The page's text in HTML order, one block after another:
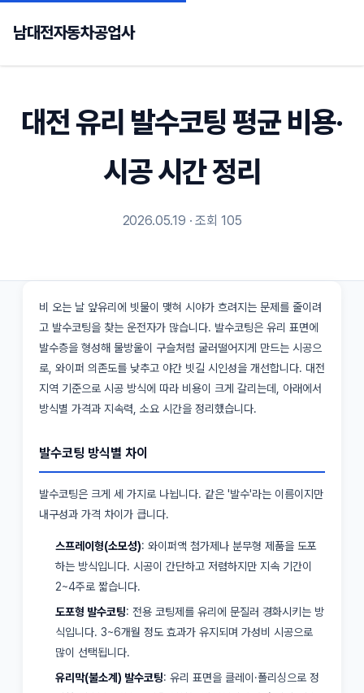
남대전자동차공업사
대전 유리 발수코팅 평균 비용·
시공 시간 정리
2026.05.19 · 조회 105
비 오는 날 앞유리에 빗물이 맺혀 시야가 흐려지는 문제를 줄이려
고 발수코팅을 찾는 운전자가 많습니다. 발수코팅은 유리 표면에
발수층을 형성해 물방울이 구슬처럼 굴러떨어지게 만드는 시공으
로, 와이퍼 의존도를 낮추고 야간 빗길 시인성을 개선합니다. 대전
지역 기준으로 시공 방식에 따라 비용이 크게 갈리는데, 아래에서
방식별 가격과 지속력, 소요 시간을 정리했습니다.
발수코팅 방식별 차이
발수코팅은 크게 세 가지로 나뉩니다. 같은 '발수'라는 이름이지만
내구성과 가격 차이가 큽니다.
스프레이형(소모성): 와이퍼액 첨가제나 분무형 제품을 도포
하는 방식입니다. 시공이 간단하고 저렴하지만 지속 기간이
2~4주로 짧습니다.
도포형 발수코팅: 전용 코팅제를 유리에 문질러 경화시키는 방
식입니다. 3~6개월 정도 효과가 유지되며 가성비 시공으로
많이 선택됩니다.
유리막(불소계) 발수코팅: 유리 표면을 클레이·폴리싱으로 정